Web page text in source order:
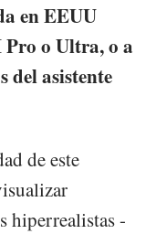
en EEUU
Pro o Ultra, o a
del asistente
de este
hiperrealistas -